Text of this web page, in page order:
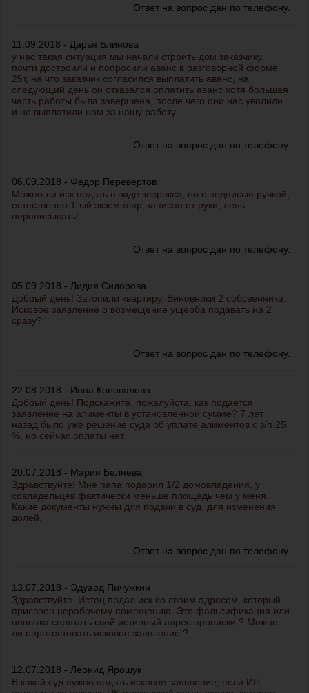
Ответ на вопрос дан по телефону.
11.09.2018 - Дарья Блинова
у нас такая ситуация мы начали строить дом заказчику,
почти достроили и попросили аванс в разговорной форме
25т, на что заказчик согласился выплатить аванс, на
следующий день он отказался оплатить аванс хотя большая
часть работы была завершена, после чего они нас уволили
и не выплатили нам за нашу работу
Ответ на вопрос дан по телефону.
06.09.2018 - Федор Перевертов
Можно ли иск подать в виде ксерокса, но с подписью ручкой,
естественно 1-ый экземпляр написан от руки, лень
переписывать!
Ответ на вопрос дан по телефону.
05.09.2018 - Лидия Сидорова
Добрый день! Затопили квартиру. Виновники 2 собсвенника.
Исковое заявление о возмещение ущерба подавать на 2
сразу?
Ответ на вопрос дан по телефону.
22.08.2018 - Инна Коновалова
Добрый день! Подскажите, пожалуйста, как подается
заявление на алименты в установленной сумме? 7 лет
назад было уже решение суда об уплате алиментов с з/п 25
%, но сейчас оплаты нет
20.07.2018 - Мария Беляева
Здравствуйте! Мне папа подарил 1/2 домовладения, у
совладельцев фактически меньше площадь чем у меня.
Какие документы нужны для подачи в суд, для изменения
долей.
Ответ на вопрос дан по телефону.
13.07.2018 - Эдуард Пичужкин
Здравствуйте. Истец подал иск со своим адресом, который
присвоен нерабочему помещению. Это фальсификация или
попытка спрятать свой истинный адрес прописки ? Можно
ли опротестовать исковое заявление ?
12.07.2018 - Леонид Ярошук
В какой суд нужно подать исковое заявление, если ИП